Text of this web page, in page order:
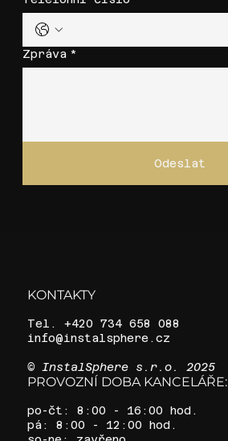
Zpráva *
Odeslat
KONTAKTY
Tel. +420 734 658 088
info@instalsphere.cz
© InstalSphere s.r.o. 2025
PROVOZNÍ DOBA KANCELÁŘE:
po-čt: 8:00 - 16:00 hod.
pá: 8:00 - 12:00 hod.